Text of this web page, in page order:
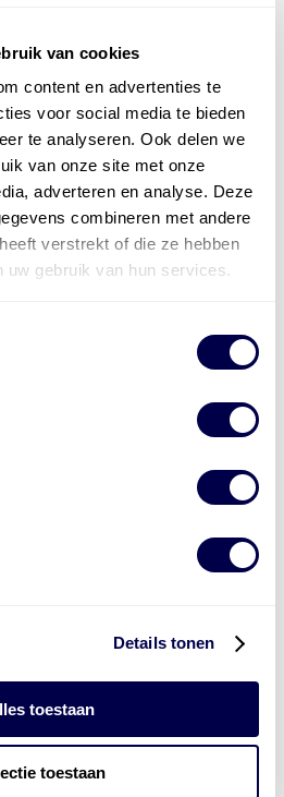
van cookies
content en advertenties te
voor social media te bieden
te analyseren. Ook delen we
van onze site met onze
adverteren en analyse. Deze
combineren met andere
verstrekt of die ze hebben
uw gebruik van hun services.
Details tonen
toestaan
toestaan
Mobil Smeermiddelen
nodig
,Roba ,de Groot
en duizenden